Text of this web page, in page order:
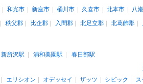
和光市 新座市 桶川市 久喜市 北本市 八
秩父郡 比企郡 入間郡 北足立郡 北葛飾郡
新所沢駅 浦和美園駅
春日部駅
エリシオン オデッセイ ザッツ シビック